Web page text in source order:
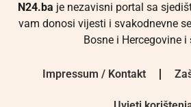
N24.ba je nezavisni portal sa
vam donosi vijesti i svakodnevne
Bosne i Hercegovine i
Impressum / Kontakt